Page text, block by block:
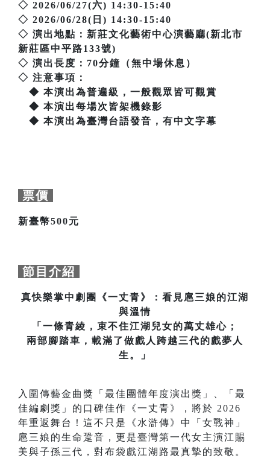
◇ 2026/06/27(六) 14:30-15:40
◇ 2026/06/28(日) 14:30-15:40
◇ 演出地點：新莊文化藝術中心演藝廳(新北市
新莊區中平路133號)
◇ 演出長度：70分鐘（無中場休息）
◇ 注意事項：
◆ 本演出為普遍級，一般觀眾皆可觀賞
◆ 本演出每場次皆架機錄影
◆ 本演出為臺灣台語發音，有中文字幕
票價
新臺幣500元
節目介紹
真快樂掌中劇團《一丈青》：看見扈三娘的江湖
與溫情
「一條青綾，束不住江湖兒女的萬丈雄心；
兩部腳踏車，載滿了做戲人跨越三代的戲夢人
生。」
入圍傳藝金曲獎「最佳團體年度演出獎」、「最
佳編劇獎」的口碑佳作《一丈青》，將於 2026
年重返舞台！這不只是《水滸傳》中「女戰神」
扈三娘的生命跫音，更是臺灣第一代女主演江賜
美與子孫三代，對布袋戲江湖路最真摯的致敬。